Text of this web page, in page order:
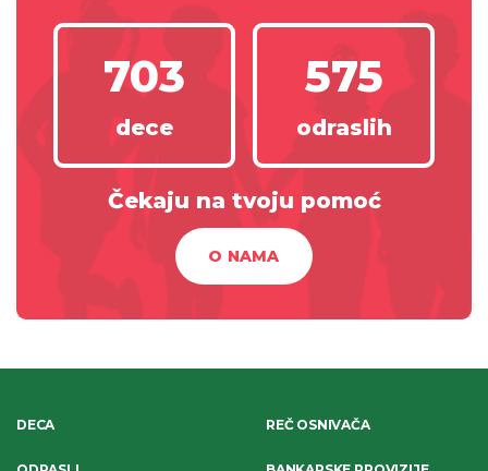
703
dece
575
odraslih
Čekaju na tvoju pomoć
O NAMA
DECA REČ OSNIVAČA